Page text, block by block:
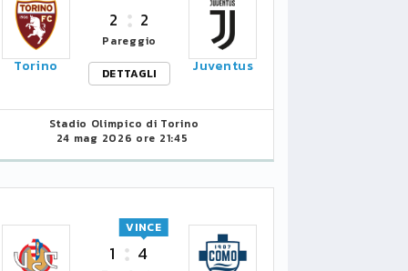
PSG
24/09/2020 18:19
Torino
2 2
Pareggio
DETTAGLI
Juventus
Stadio Olimpico di Torino
24 mag 2026 ore 21:45
1 4
VINCE